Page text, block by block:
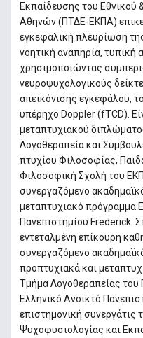
Εκπαίδευσης του Εθνικού
Αθηνών (ΠΤΔΕ-ΕΚΠΑ)
εγκεφαλική πλευρίωση
νοητική αναπηρία, τυπική
χρησιμοποιώντας
νευροψυχολογικούς
απεικόνισης εγκεφάλου,
υπέρηχο Doppler (fTCD).
μεταπτυχιακού
Λογοθεραπεία και
πτυχίου Φιλοσοφίας,
Φιλοσοφική Σχολή του
συνεργαζόμενο
μεταπτυχιακό πρόγραμμα
Πανεπιστημίου Frederick.
εντεταλμένη επίκουρη
συνεργαζόμενο
προπτυχιακά και
Τμήμα Λογοθεραπείας του
Ελληνικό Ανοικτό
επιστημονική συνεργάτις
Ψυχοφυσιολογίας και